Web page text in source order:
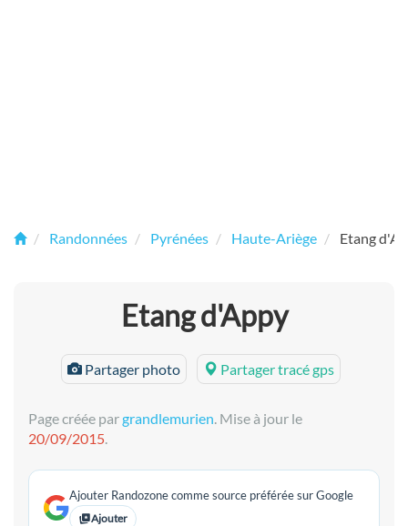
Randonnées Pyrénées Haute-Ariège Etang
Etang d'Appy
Partager photo Partager tracé gps
Page créée pargrandlemurien. Mise à jour le
20/09/2015.
Ajouter Randozone comme source préférée sur Google
Ajouter